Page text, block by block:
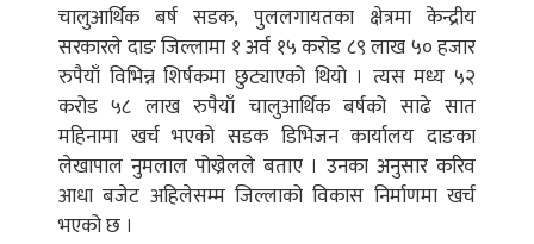
चालुआर्थिक बर्ष सडक, पुललगायतका क्षेत्रमा केन्द्रीय
सरकारले दाङ जिल्लामा १ अर्व १५ करोड ८९ लाख ५० हजार
रुपैयाँ विभिन्न शिर्षकमा छुट्याएको थियो । त्यस मध्य ५२
करोड ५८ लाख रुपैयाँ चालुआर्थिक बर्षको साढे सात
महिनामा खर्च भएको सडक डिभिजन कार्यालय दाङका
लेखापाल नुमलाल पोख्रेलले बताए । उनका अनुसार करिव
आधा बजेट अहिलेसम्म जिल्लाको विकास निर्माणमा खर्च
भएको छ ।